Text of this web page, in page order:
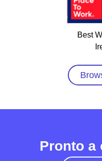
Best
Pronto a